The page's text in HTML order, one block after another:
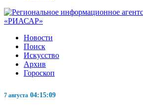
«РИАСАР»
Новости
Поиск
Искусство
Архив
Гороскоп
7 августа 04:15:10